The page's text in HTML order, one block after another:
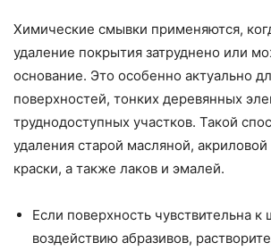
Химические смывки применяются,
удаление покрытия затруднено или
основание. Это особенно актуально
поверхностей, тонких деревянных
труднодоступных участков. Такой
удаления старой масляной,
краски, а также лаков и эмалей.
Если поверхность чувствительна
воздействию абразивов,